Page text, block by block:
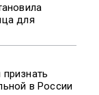
для
в России